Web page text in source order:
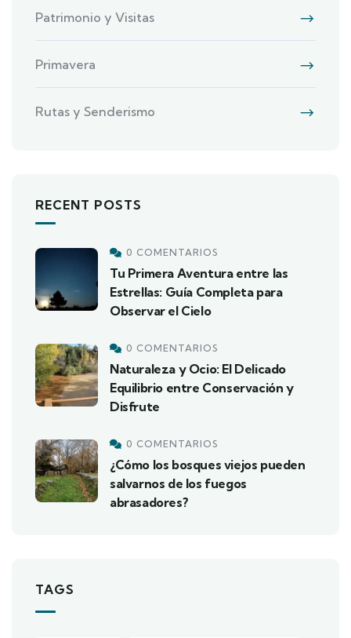
Patrimonio y Visitas
Primavera
Rutas y Senderismo
RECENT POSTS
0 COMENTARIOS
Tu Primera Aventura entre las
Estrellas: Guía Completa para
Observar el Cielo
0 COMENTARIOS
Naturaleza y Ocio: El Delicado
Equilibrio entre Conservación y
Disfrute
0 COMENTARIOS
¿Cómo los bosques viejos pueden
salvarnos de los fuegos
abrasadores?
TAGS